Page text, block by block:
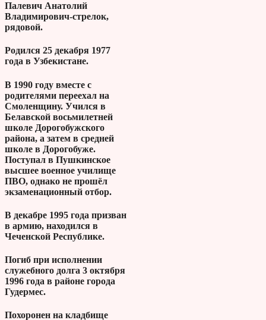
Палевич Анатолий
Владимирович-стрелок,
рядовой.
Родился 25 декабря 1977
года в Узбекистане.
В 1990 году вместе с
родителями переехал на
Смоленщину. Учился в
Белавской восьмилетней
школе Дорогобужского
района, а затем в средней
школе в Дорогобуже.
Поступал в Пушкинское
высшее военное училище
ПВО, однако не прошёл
экзаменационный отбор.
В декабре 1995 года призван
в армию, находился в
Чеченской Республике.
Погиб при исполнении
служебного долга 3 октября
1996 года в районе города
Гудермес.
Похоронен на кладбище